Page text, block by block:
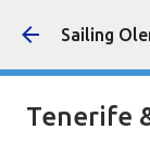
Sailing
Tenerife